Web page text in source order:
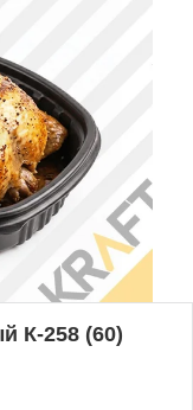
К-258 (60)